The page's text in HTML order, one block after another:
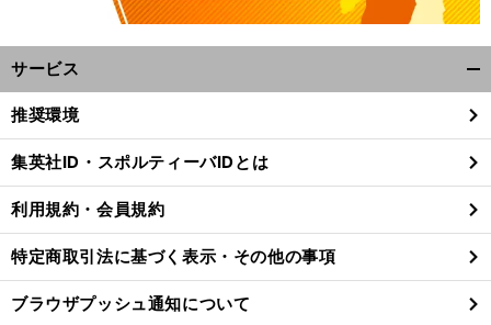
サービス
閉
る
推奨環境
集英社ID・スポルティーバIDとは
利用規約・会員規約
特定商取引法に基づく表示・その他の事項
ブラウザプッシュ通知について